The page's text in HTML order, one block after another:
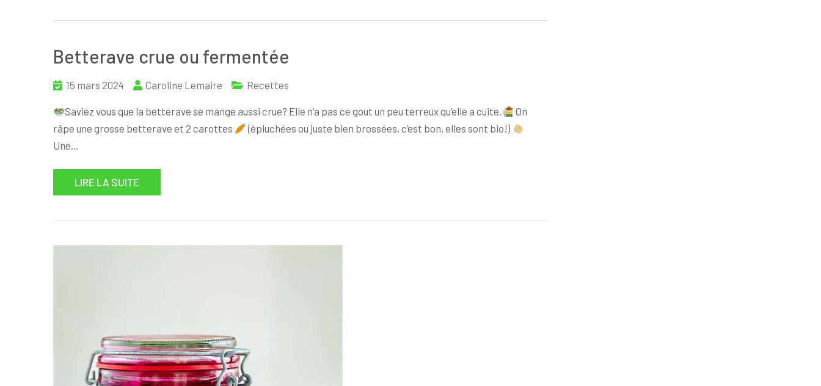
Betterave crue ou fermentée
15 mars 2024 Caroline Lemaire Recettes
Saviez vous que la betterave se mange aussi crue? Elle n’a pas ce gout un peu terreux qu’elle a cuite.
On
râpe une grosse betterave et 2 carottes
(épluchées ou juste bien brossées, c’est bon, elles sont bio!)
Une…
LIRE LA SUITE